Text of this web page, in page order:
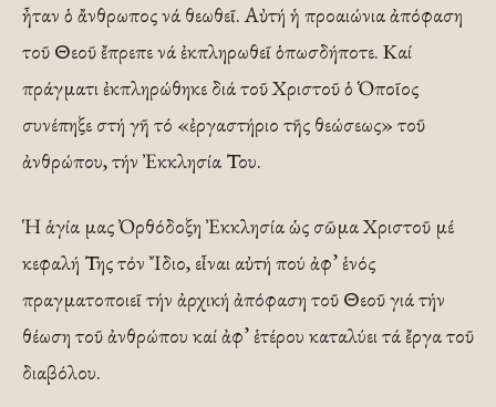
ἦταν ὁ ἄνθρωπος νά θεωθεῖ. Αὐτή ἡ προαιώνια ἀπόφαση
τοῦ Θεοῦ ἔπρεπε νά ἐκπληρωθεῖ ὁπωσδήποτε. Καί
πράγματι ἐκπληρώθηκε διά τοῦ Χριστοῦ ὁ Ὁποῖος
συνέπηξε στή γῆ τό «ἐργαστήριο τῆς θεώσεως» τοῦ
ἀνθρώπου, τήν Ἐκκλησία Του.
Ἡ ἁγία μας Ὀρθόδοξη Ἐκκλησία ὡς σῶμα Χριστοῦ μέ
κεφαλή Της τόν Ἴδιο, εἶναι αὐτή πού ἀφ’ ἑνός
πραγματοποιεῖ τήν ἀρχική ἀπόφαση τοῦ Θεοῦ γιά τήν
θέωση τοῦ ἀνθρώπου καί ἀφ’ ἑτέρου καταλύει τά ἔργα τοῦ
διαβόλου.